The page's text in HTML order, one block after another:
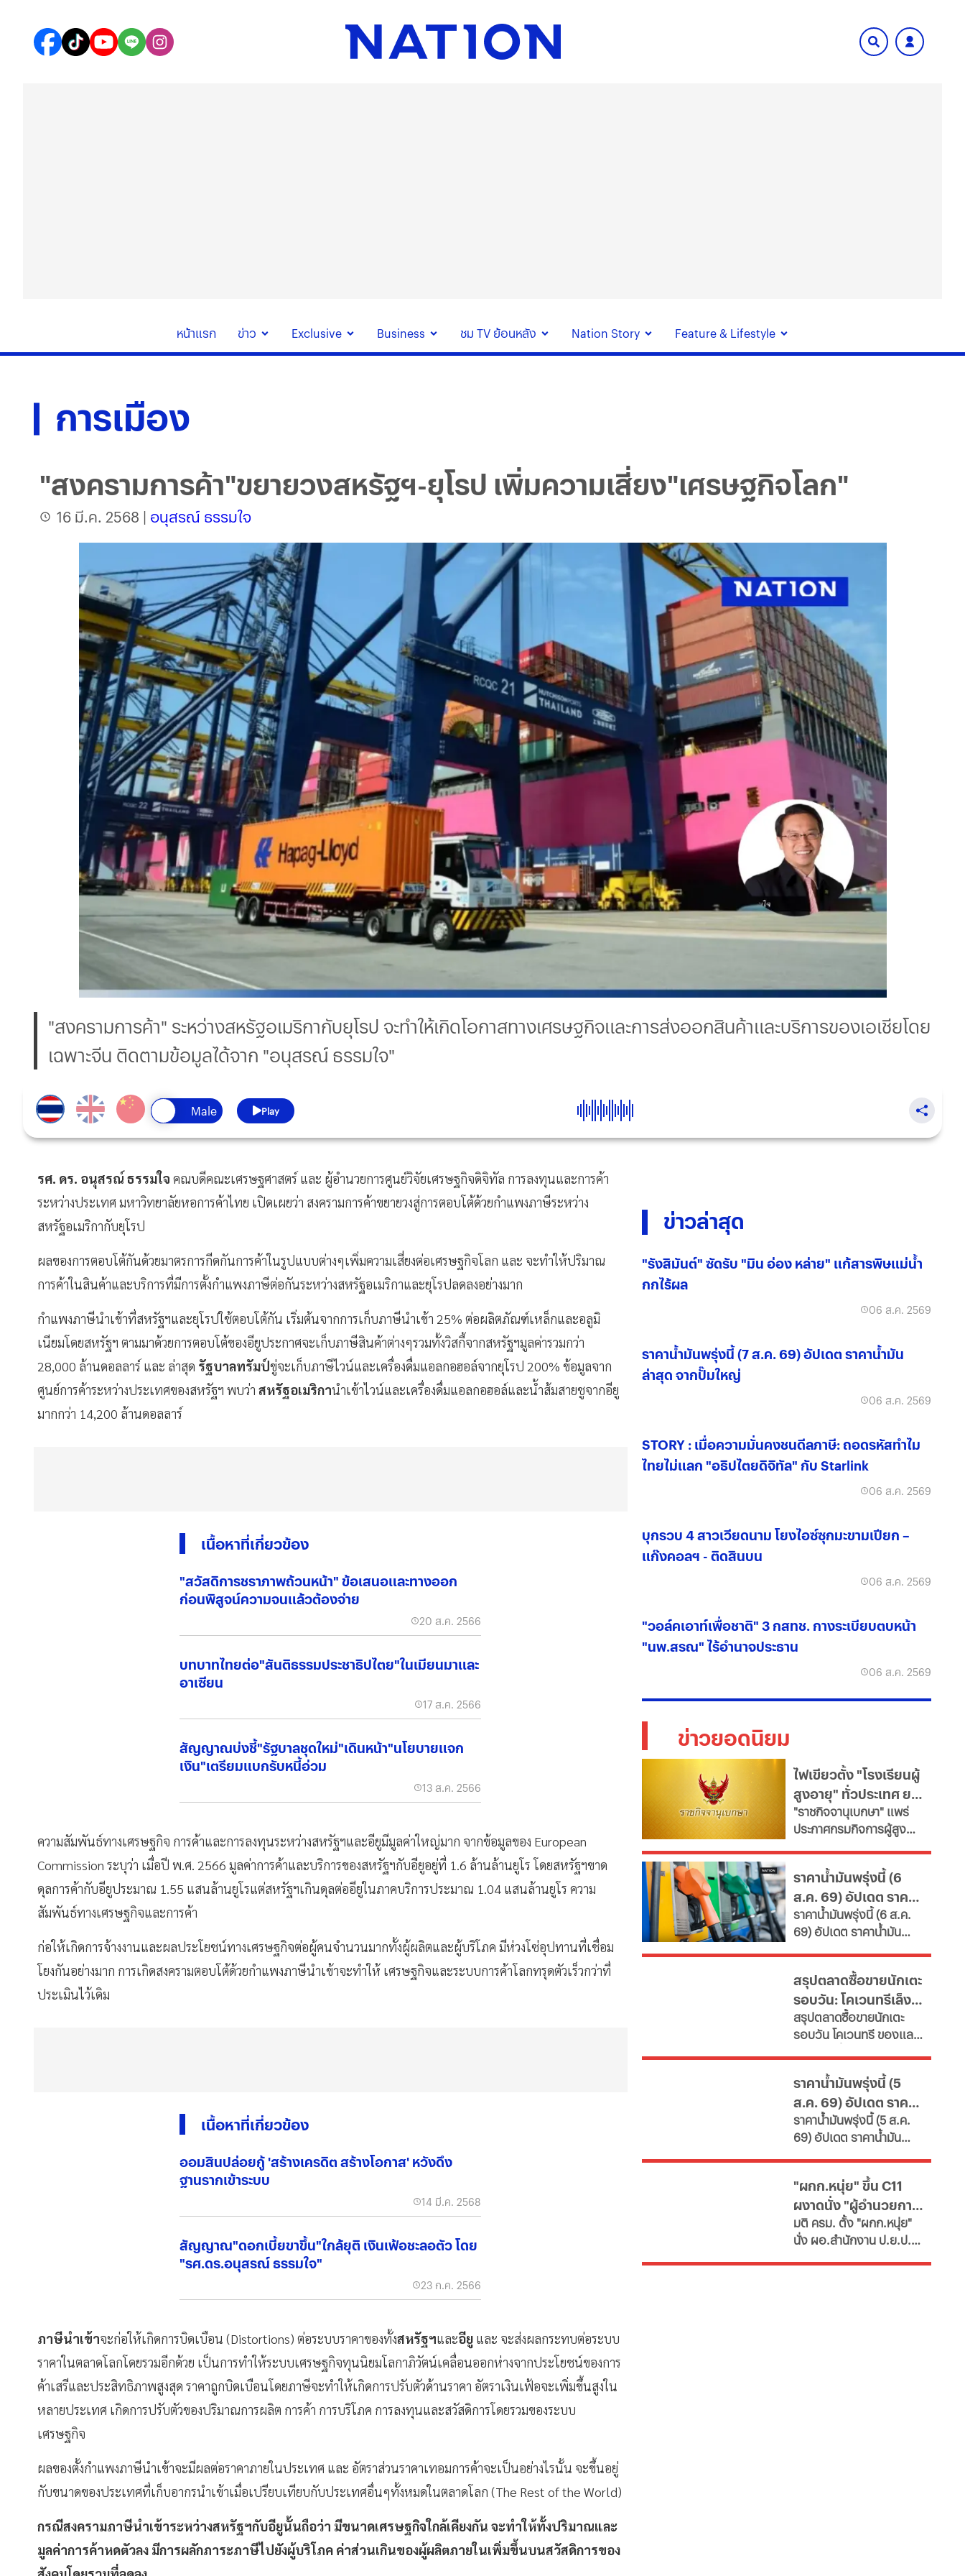
หน้าแรก ข่าว Exclusive Business ชม TV ย้อนหลัง Nation Story Feature & Lifestyle
การเมือง
"สงครามการค้า"ขยายวงสหรัฐฯ-ยุโรป เพิ่มความเสี่ยง"เศรษฐกิจโลก"
16 มี.ค. 2568 | อนุสรณ์ ธรรมใจ
"สงครามการค้า" ระหว่างสหรัฐอเมริกากับยุโรป จะทำให้เกิดโอกาสทางเศรษฐกิจและการส่งออกสินค้าและบริการของเอเชียโดย
เฉพาะจีน ติดตามข้อมูลได้จาก "อนุสรณ์ ธรรมใจ"
Play
รศ. ดร. อนุสรณ์ ธรรมใจ คณบดีคณะเศรษฐศาสตร์ และ ผู้อำนวยการศูนย์วิจัยเศรษฐกิจดิจิทัล การลงทุนและการค้า
ระหว่างประเทศ มหาวิทยาลัยหอการค้าไทย เปิดเผยว่า สงครามการค้าขยายวงสู่การตอบโต้ด้วยกำแพงภาษีระหว่าง
สหรัฐอเมริกากับยุโรป
ผลของการตอบโต้กันด้วยมาตรการกีดกันการค้าในรูปแบบต่างๆเพิ่มความเสี่ยงต่อเศรษฐกิจโลก และ จะทำให้ปริมาณ
การค้าในสินค้าและบริการที่มีการตั้งกำแพงภาษีต่อกันระหว่างสหรัฐอเมริกาและยุโรปลดลงอย่างมาก
กำแพงภาษีนำเข้าที่สหรัฐฯและยุโรปใช้ตอบโต้กัน เริ่มต้นจากการเก็บภาษีนำเข้า 25% ต่อผลิตภัณฑ์เหล็กและอลูมิ
เนียมโดยสหรัฐฯ ตามมาด้วยการตอบโต้ของอียูประกาศจะเก็บภาษีสินค้าต่างๆรวมทั้งวิสกี้จากสหรัฐฯมูลค่ารวมกว่า
28,000 ล้านดอลลาร์ และ ล่าสุด รัฐบาลทรัมป์ขู่จะเก็บภาษีไวน์และเครื่องดื่มแอลกอฮอล์จากยุโรป 200% ข้อมูลจาก
ศูนย์การค้าระหว่างประเทศของสหรัฐฯ พบว่า สหรัฐอเมริกานำเข้าไวน์และเครื่องดื่มแอลกอฮอล์และน้ำส้มสายชูจากอียู
มากกว่า 14,200 ล้านดอลลาร์
เนื้อหาที่เกี่ยวข้อง
"สวัสดิการชราภาพถ้วนหน้า" ข้อเสนอและทางออก
ก่อนพิสูจน์ความจนแล้วต้องจ่าย
20 ส.ค. 2566
บทบาทไทยต่อ"สันติธรรมประชาธิปไตย"ในเมียนมาและ
อาเซียน
17 ส.ค. 2566
สัญญาณบ่งชี้"รัฐบาลชุดใหม่"เดินหน้า"นโยบายแจก
เงิน"เตรียมแบกรับหนี้อ่วม
13 ส.ค. 2566
ความสัมพันธ์ทางเศรษฐกิจ การค้าและการลงทุนระหว่างสหรัฐฯและอียูมีมูลค่าใหญ่มาก จากข้อมูลของ European
Commission ระบุว่า เมื่อปี พ.ศ. 2566 มูลค่าการค้าและบริการของสหรัฐฯกับอียูอยู่ที่ 1.6 ล้านล้านยูโร โดยสหรัฐฯขาด
ดุลการค้ากับอียูประมาณ 1.55 แสนล้านยูโรแต่สหรัฐฯเกินดุลต่ออียูในภาคบริการประมาณ 1.04 แสนล้านยูโร ความ
สัมพันธ์ทางเศรษฐกิจและการค้า
ก่อให้เกิดการจ้างงานและผลประโยชน์ทางเศรษฐกิจต่อผู้คนจำนวนมากทั้งผู้ผลิตและผู้บริโภค มีห่วงโซ่อุปทานที่เชื่อม
โยงกันอย่างมาก การเกิดสงครามตอบโต้ด้วยกำแพงภาษีนำเข้าจะทำให้ เศรษฐกิจและระบบการค้าโลกทรุดตัวเร็วกว่าที่
ประเมินไว้เดิม
เนื้อหาที่เกี่ยวข้อง
ออมสินปล่อยกู้ 'สร้างเครดิต สร้างโอกาส' หวังดึง
ฐานรากเข้าระบบ
14 มี.ค. 2568
สัญญาณ"ดอกเบี้ยขาขึ้น"ใกล้ยุติ เงินเฟ้อชะลอตัว โดย
"รศ.ดร.อนุสรณ์ ธรรมใจ"
23 ก.ค. 2566
ภาษีนำเข้าจะก่อให้เกิดการบิดเบือน (Distortions) ต่อระบบราคาของทั้งสหรัฐฯและอียู และ จะส่งผลกระทบต่อระบบ
ราคาในตลาดโลกโดยรวมอีกด้วย เป็นการทำให้ระบบเศรษฐกิจทุนนิยมโลกาภิวัตน์เคลื่อนออกห่างจากประโยชน์ของการ
ค้าเสรีและประสิทธิภาพสูงสุด ราคาถูกบิดเบือนโดยภาษีจะทำให้เกิดการปรับตัวด้านราคา อัตราเงินเฟ้อจะเพิ่มขึ้นสูงใน
หลายประเทศ เกิดการปรับตัวของปริมาณการผลิต การค้า การบริโภค การลงทุนและสวัสดิการโดยรวมของระบบ
เศรษฐกิจ
ผลของตั้งกำแพงภาษีนำเข้าจะมีผลต่อราคาภายในประเทศ และ อัตราส่วนราคาเทอมการค้าจะเป็นอย่างไรนั้น จะขึ้นอยู่
กับขนาดของประเทศที่เก็บอากรนำเข้าเมื่อเปรียบเทียบกับประเทศอื่นๆทั้งหมดในตลาดโลก (The Rest of the World)
กรณีสงครามภาษีนำเข้าระหว่างสหรัฐฯกับอียูนั้นถือว่า มีขนาดเศรษฐกิจใกล้เคียงกัน จะทำให้ทั้งปริมาณและ
มูลค่าการค้าหดตัวลง มีการผลักภาระภาษีไปยังผู้บริโภค ค่าส่วนเกินของผู้ผลิตภายในเพิ่มขึ้นบนสวัสดิการของ
ข่าวล่าสุด
"รังสิมันต์" ซัดรับ "มิน อ่อง หล่าย" แก้สารพิษแม่น้ำ
กกไร้ผล
06 ส.ค. 2569
ราคาน้ำมันพรุ่งนี้ (7 ส.ค. 69) อัปเดต ราคาน้ำมัน
ล่าสุด จากปั๊มใหญ่
06 ส.ค. 2569
STORY : เมื่อความมั่นคงชนดีลภาษี: ถอดรหัสทำไม
ไทยไม่แลก "อธิปไตยดิจิทัล" กับ Starlink
06 ส.ค. 2569
บุกรวบ 4 สาวเวียดนาม โยงไอซ์ซุกมะขามเปียก –
แก๊งคอลฯ - ติดสินบน
06 ส.ค. 2569
"วอล์คเอาท์เพื่อชาติ" 3 กสทช. กางระเบียบตบหน้า
"นพ.สรณ" ไร้อำนาจประธาน
06 ส.ค. 2569
ข่าวยอดนิยม
ไฟเขียวตั้ง "โรงเรียนผู้
สูงอายุ" ทั่วประเทศ ยก
ระดับคุณภาพชีวิต เช็ก
เงื่อนไข
"ราชกิจจานุเบกษา" แพร่
ประกาศกรมกิจการผู้สูง
"โรงเรียนผู้สูงอายุ" มุ่งขับ
เคลื่อนสังคมสูงวัยอย่างมี
คุณค่า หนุนพัฒนา
ศักยภาพ-เรียนรู้ตลอดชีวิต
เผยช่องทางยื่นคำขอทั้ง
กทม.-ต่างจังหวัด พบ
ฝ่าฝืนเกณฑ์เสี่ยงถูกสั่ง
เพิกถอน
ราคาน้ำมันพรุ่งนี้ (6
ส.ค. 69) อัปเดต ราคา
น้ำมันล่าสุด จากปั๊ม
ใหญ่
ราคาน้ำมันพรุ่งนี้ (6 ส.ค.
69) อัปเดต ราคาน้ำมัน
ขนาดใหญ่ มีทั้งราคาน้ำมัน
ดีเซล เบนซิน และ แก๊สโซ
ฮอล์
สรุปตลาดซื้อขายนักเตะ
รอบวัน: โคเวนทรีเล็ง
"มูดริก" สาลิกาปัดปืน
ซื้อ "กิมาไรส์"
สรุปตลาดซื้อขายนักเตะ
รอบวัน โคเวนทรี ของแลม
ด้านสาลิกาดงปัดข้อเสนอ
แรกจาก อาร์เซนอล ในการ
ล่าตัว "กิมาไรส์" ขณะที่ โค
โม่ ปิดดีล "ชาโลบาห์"
ราคาน้ำมันพรุ่งนี้ (5
ส.ค. 69) อัปเดต ราคา
น้ำมันล่าสุด จากปั๊ม
ใหญ่
ราคาน้ำมันพรุ่งนี้ (5 ส.ค.
69) อัปเดต ราคาน้ำมัน
ขนาดใหญ่ มีทั้งราคาน้ำมัน
ดีเซล เบนซิน และ แก๊สโซ
ฮอล์
"ผกก.หนุ่ย" ขึ้น C11
ผงาดนั่ง "ผู้อำนวยการ
ป.ย.ป."
มติ ครม. ตั้ง "ผกก.หนุ่ย"
นั่ง ผอ.สำนักงาน ป.ย.ป.